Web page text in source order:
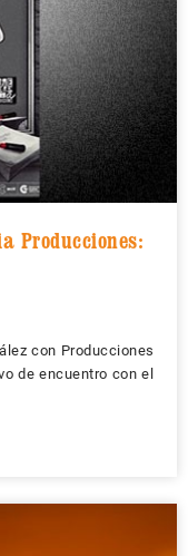
Producciones:
con Producciones
de encuentro con el